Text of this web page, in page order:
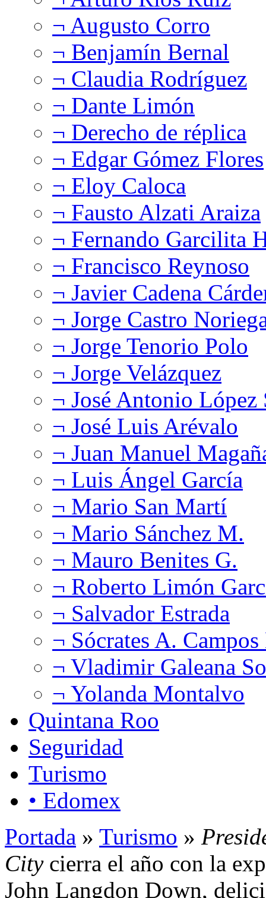
¬ Augusto Corro
¬ Benjamín Bernal
¬ Claudia Rodríguez
¬ Dante Limón
¬ Derecho de réplica
¬ Edgar Gómez Flores
¬ Eloy Caloca
¬ Fausto Alzati Araiza
¬ Fernando Garcilita
¬ Francisco Reynoso
¬ Javier Cadena
¬ Jorge Castro
¬ Jorge Tenorio Polo
¬ Jorge Velázquez
¬ José Antonio López
¬ José Luis Arévalo
¬ Juan Manuel
¬ Luis Ángel García
¬ Mario San Martí
¬ Mario Sánchez M.
¬ Mauro Benites G.
¬ Roberto Limón
¬ Salvador Estrada
¬ Sócrates A.
¬ Vladimir Galeana
¬ Yolanda Montalvo
Quintana Roo
Seguridad
Turismo
• Edomex
Portada » Turismo »
Citycierra el año con la
John Langdon Down,